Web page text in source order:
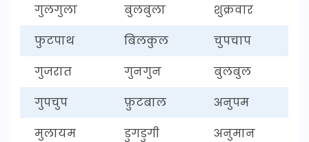
गुलगुला
बुलबुला
शुक्रवार
फुटपाथ
बिलकुल
चुपचाप
गुजरात
गुनगुन
बुलबुल
गुपचुप
फ़ुटबाल
अनुपम
मुलायम
डुगडुगी अनुमान